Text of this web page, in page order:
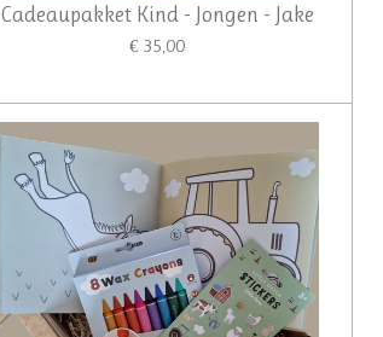
Cadeaupakket Kind - Jongen - Jake
€ 35,00